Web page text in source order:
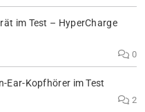
im Test – HyperCharge
0
Ear-Kopfhörer im Test
2